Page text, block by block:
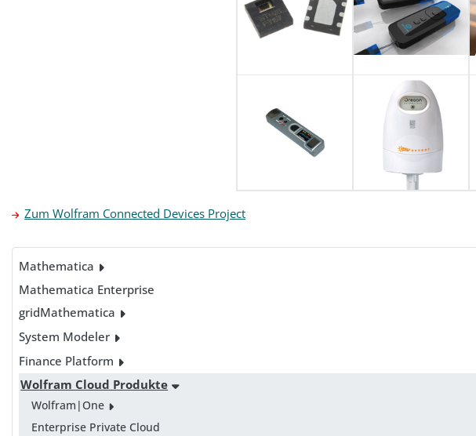
Mathematica
Mathematica Enterprise
gridMathematica
System Modeler
Finance Platform
Wolfram Cloud Produkte
Wolfram|One
Enterprise Private Cloud
Zum Wolfram Connected Devices Project